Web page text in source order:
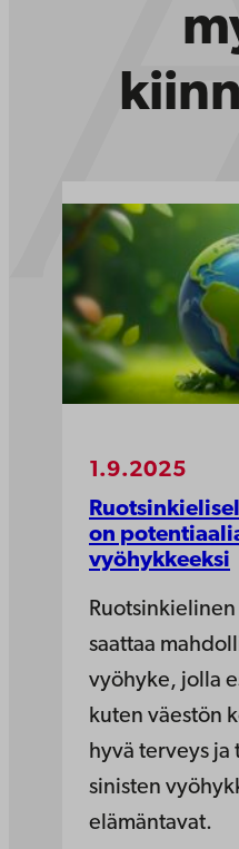
1.9.2025
on
vyöhykkeeksi
saattaa
vyöhyke, jolla
kuten väestön
hyvä terveys
sinisten
elämäntavat.